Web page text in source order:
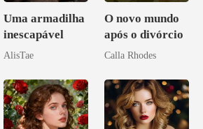
Uma armadilha
inescapável
AlisTae
O novo mundo
após o divórcio
Calla Rhodes